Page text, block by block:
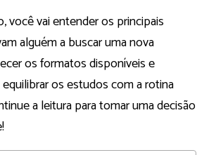
você vai entender os principais
alguém a buscar uma nova
os formatos disponíveis e
os estudos com a rotina
a leitura para tomar uma decisão